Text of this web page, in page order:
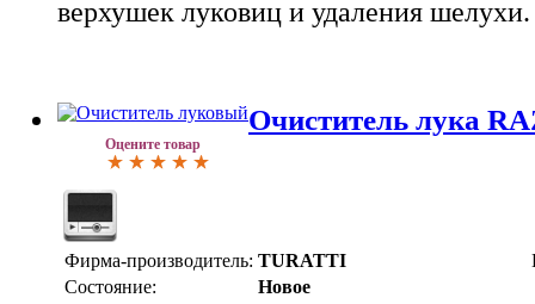
верхушек луковиц и удаления шелухи.
Оцените товар
Очиститель лука
Фирма-производитель: TURATTI
Состояние:
Новое